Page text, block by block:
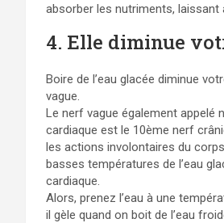
absorber les nutriments,
4. Elle diminue
Boire de l’eau glacée diminue
vague.
Le nerf vague également
cardiaque est le 10ème nerf
les actions involontaires du
basses températures de l’eau
cardiaque.
Alors, prenez l’eau à une
il gèle quand on boit de l’eau